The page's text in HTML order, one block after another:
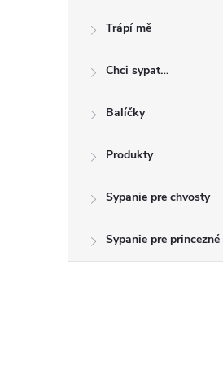
n
l
Trápí mě
Chci sypat…
Balíčky
Produkty
Sypanie pre chvosty
Sypanie pre princezné